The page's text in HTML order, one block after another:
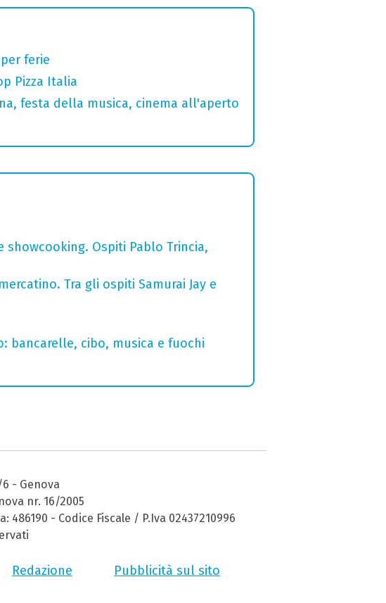
ferie
Pizza Italia
festa della musica, cinema all'aperto
showcooking. Ospiti Pablo Trincia,
Tra gli ospiti Samurai Jay e
bancarelle, cibo, musica e fuochi
- Genova
nr. 16/2005
486190 - Codice Fiscale / P.Iva 02437210996
Redazione Pubblicità sul sito